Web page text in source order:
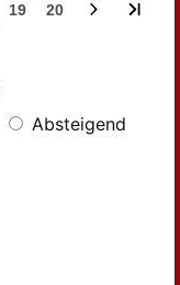
19 20
Absteigend